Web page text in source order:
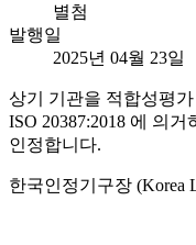
별첨
발행일
2025년 04월 23일
상기 기관을 적합성평
ISO 20387:2018 에 의
인정합니다.
한국인정기구장 (Korea